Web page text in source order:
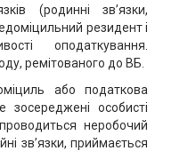
(родинні зв’язки,
резидент і
оподаткування.
ремітованого до ВБ.
або податкова
особисті
неробочий
зв’язки, приймається